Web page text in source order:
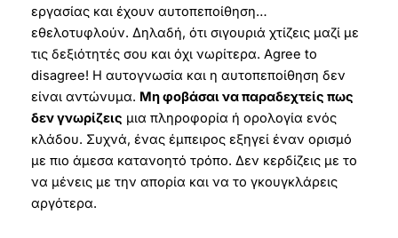
εργασίας και έχουν αυτοπεποίθηση…
εθελοτυφλούν. Δηλαδή, ότι σιγουριά χτίζεις μαζί με
τις δεξιότητές σου και όχι νωρίτερα. Agree to
disagree! Η αυτογνωσία και η αυτοπεποίθηση δεν
είναι αντώνυμα. Μη φοβάσαι να παραδεχτείς πως
δεν γνωρίζεις μια πληροφορία ή ορολογία ενός
κλάδου. Συχνά, ένας έμπειρος εξηγεί έναν ορισμό
με πιο άμεσα κατανοητό τρόπο. Δεν κερδίζεις με το
να μένεις με την απορία και να το γκουγκλάρεις
αργότερα.